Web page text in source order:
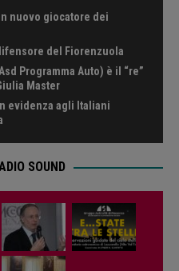
nuovo giocatore dei
del Fiorenzuola
Programma Auto) è il “re”
Master
evidenza agli Italiani
SOUND